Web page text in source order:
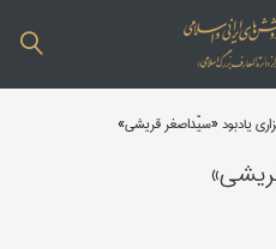
یادبود «سیّداصغر قریشی»